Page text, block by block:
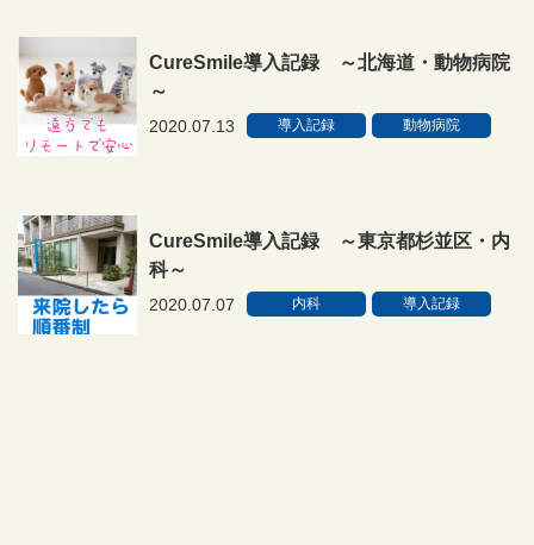
CureSmile導入記録 ～北海道・動物病院
～
2020.07.13 導入記録 動物病院
CureSmile導入記録 ～東京都杉並区・内
科～
2020.07.07 内科 導入記録